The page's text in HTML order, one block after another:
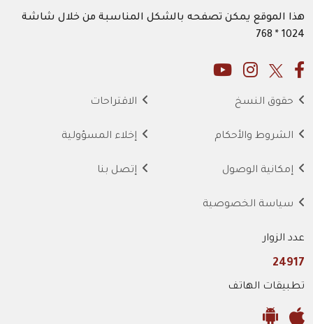
هذا الموقع يمكن تصفحه بالشكل المناسبة من خلال شاشة
1024 * 768
حقوق النسخ
الشروط والأحكام
إمكانية الوصول
سياسة الخصوصية
الاقتراحات
إخلاء المسؤولية
إتصل بنا
عدد الزوار
24917
تطبيقات الهاتف